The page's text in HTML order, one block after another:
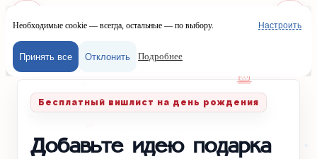
Меню Войти
Главная/Вишлисты/День рождения
Бесплатный вишлист на день рождения
Добавьте идею подарка
Наш сайт
Настроить
Необходимые cookie — всегда, остальные — по выбору.
Принять все Отклонить Подробнее